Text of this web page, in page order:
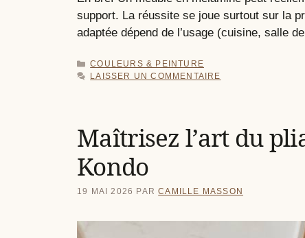
support. La réussite se joue surtout sur la
adaptée dépend de l’usage (cuisine, salle
CATÉGORIES
COULEURS & PEINTURE
LAISSER UN COMMENTAIRE
Maîtrisez l’art du
Kondo
19 MAI 2026 PARCAMILLE MASSON